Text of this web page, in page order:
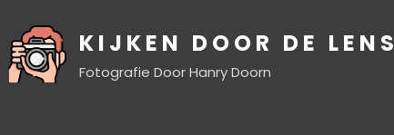
KIJKEN DOOR DE LENS
Fotografie Door Hanry Doorn